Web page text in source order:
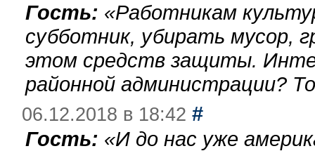
Гость: «Работникам
субботник, убирать мусор,
этом средств защиты.
районной администрации?
06.12.2018 в 18:42 #
Гость: «И до нас уже